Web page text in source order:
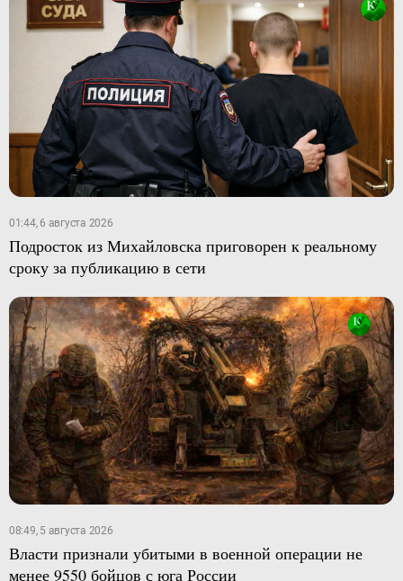
01:44, 6 августа 2026
Подросток из Михайловска приговорен к реальному
сроку за публикацию в сети
08:49, 5 августа 2026
Власти признали убитыми в военной операции не
менее 9550 бойцов с юга России